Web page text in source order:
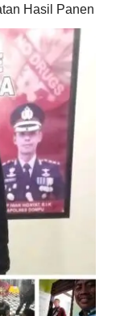
Hasil Panen